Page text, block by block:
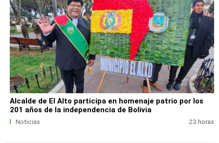
Alcalde de El Alto participa en homenaje patrio por los
201 años de la independencia de Bolivia
Noticias 23 horas